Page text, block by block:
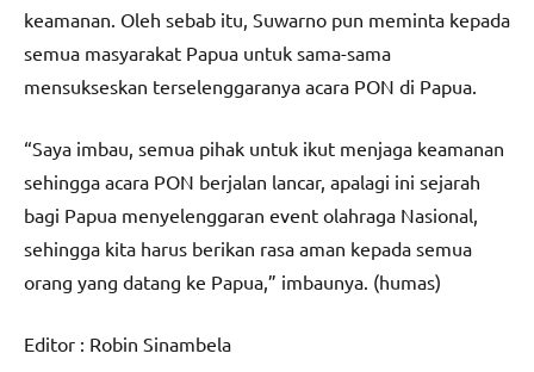
keamanan. Oleh sebab itu, Suwarno pun meminta kepada
semua masyarakat Papua untuk sama-sama
mensukseskan terselenggaranya acara PON di Papua.
“Saya imbau, semua pihak untuk ikut menjaga keamanan
sehingga acara PON berjalan lancar, apalagi ini sejarah
bagi Papua menyelenggaran event olahraga Nasional,
sehingga kita harus berikan rasa aman kepada semua
orang yang datang ke Papua,” imbaunya. (humas)
Editor : Robin Sinambela